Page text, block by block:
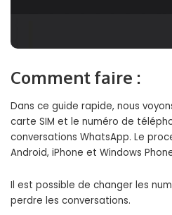
Comment faire :
Dans ce guide rapide, nous
carte SIM et le numéro de
conversations WhatsApp. Le
Android, iPhone et Windows
Il est possible de changer les
perdre les conversations.